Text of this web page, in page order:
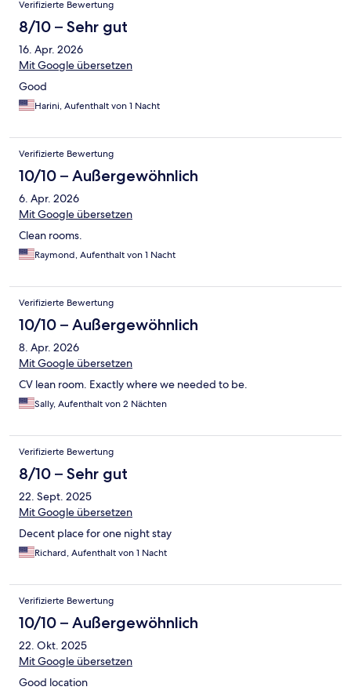
Verifizierte Bewertung
8/10 – Sehr gut
16. Apr. 2026
Mit Google übersetzen
Good
Harini, Aufenthalt von 1 Nacht
Verifizierte Bewertung
10/10 – Außergewöhnlich
6. Apr. 2026
Mit Google übersetzen
Clean rooms.
Raymond, Aufenthalt von 1 Nacht
Verifizierte Bewertung
10/10 – Außergewöhnlich
8. Apr. 2026
Mit Google übersetzen
CV lean room. Exactly where we needed to be.
Sally, Aufenthalt von 2 Nächten
Verifizierte Bewertung
8/10 – Sehr gut
22. Sept. 2025
Mit Google übersetzen
Decent place for one night stay
Richard, Aufenthalt von 1 Nacht
Verifizierte Bewertung
10/10 – Außergewöhnlich
22. Okt. 2025
Mit Google übersetzen
Good location